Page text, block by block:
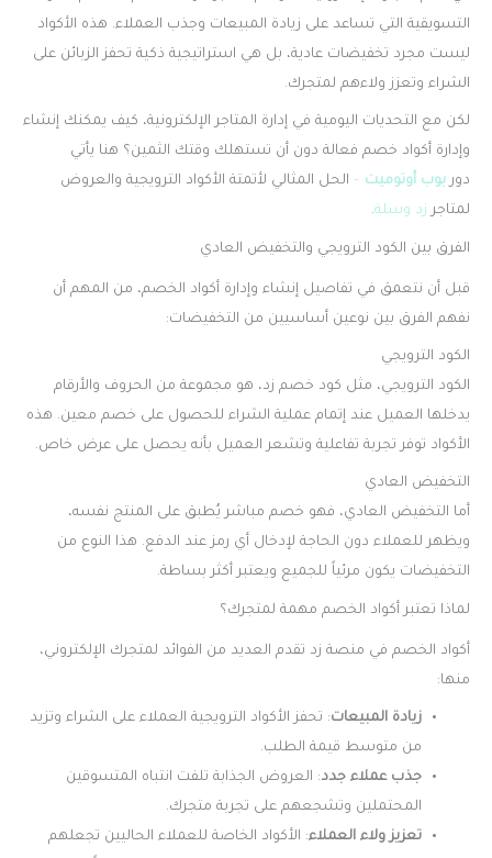
التسويقية التي تساعد على زيادة المبيعات وجذب العملاء. هذه الأكواد
ليست مجرد تخفيضات عادية، بل هي استراتيجية ذكية تحفز الزبائن على
الشراء وتعزز ولاءهم لمتجرك.
لكن مع التحديات اليومية في إدارة المتاجر الإلكترونية، كيف يمكنك إنشاء
وإدارة أكواد خصم فعالة دون أن تستهلك وقتك الثمين؟ هنا يأتي
دور بوب أوتوميت – الحل المثالي لأتمتة الأكواد الترويجية والعروض
لمتاجر زد وسلة.
الفرق بين الكود الترويجي والتخفيض العادي
قبل أن نتعمق في تفاصيل إنشاء وإدارة أكواد الخصم، من المهم أن
نفهم الفرق بين نوعين أساسيين من التخفيضات:
الكود الترويجي
الكود الترويجي، مثل كود خصم زد، هو مجموعة من الحروف والأرقام
يدخلها العميل عند إتمام عملية الشراء للحصول على خصم معين. هذه
الأكواد توفر تجربة تفاعلية وتشعر العميل بأنه يحصل على عرض خاص.
التخفيض العادي
أما التخفيض العادي، فهو خصم مباشر يُطبق على المنتج نفسه،
ويظهر للعملاء دون الحاجة لإدخال أي رمز عند الدفع. هذا النوع من
التخفيضات يكون مرئياً للجميع ويعتبر أكثر بساطة.
لماذا تعتبر أكواد الخصم مهمة لمتجرك؟
أكواد الخصم في منصة زد تقدم العديد من الفوائد لمتجرك الإلكتروني،
منها:
زيادة المبيعات: تحفز الأكواد الترويجية العملاء على الشراء وتزيد
من متوسط قيمة الطلب.
جذب عملاء جدد: العروض الجذابة تلفت انتباه المتسوقين
المحتملين وتشجعهم على تجربة متجرك.
تعزيز ولاء العملاء: الأكواد الخاصة للعملاء الحاليين تجعلهم